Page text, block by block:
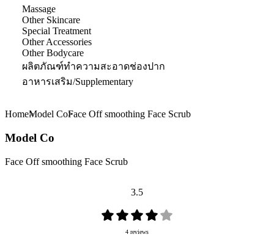
Massage
Other Skincare
Special Treatment
Other Accessories
Other Bodycare
ผลิตภัณฑ์ทำความสะอาดช่องปาก
อาหารเสริม/Supplementary
HomeModel CoFace Off smoothing Face Scrub
Model Co
Face Off smoothing Face Scrub
3.5
4 reviews